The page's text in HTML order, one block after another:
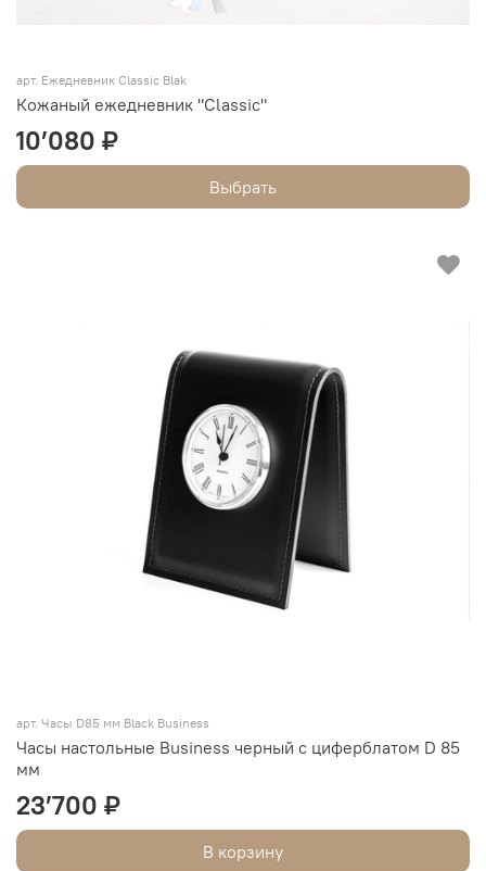
арт. Ежедневник Classic Blak
Кожаный ежедневник "Classic"
10’080 ₽
Выбрать
арт. Часы D85 мм Black Business
Часы настольные Business черный с циферблатом D 85
мм
23’700 ₽
В корзину